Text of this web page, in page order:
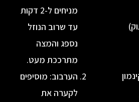
מניחים ל-2 דקות
עד שרוב הנוזל
מתרככת מעט.
הערבוב: מוסיפים